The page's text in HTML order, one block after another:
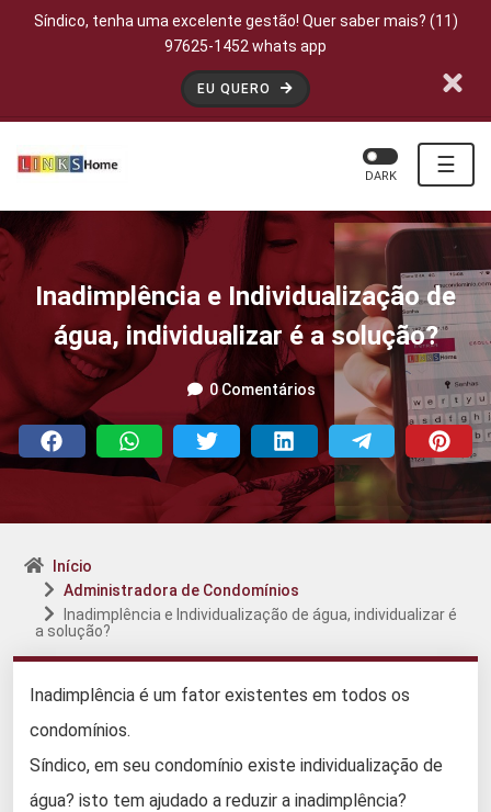
Síndico, tenha uma excelente gestão! Quer saber mais? (11)
97625-1452 whats app
EU QUERO
☰
DARK
Inadimplência e Individualização de
água, individualizar é a solução?
0 Comentários
Início
Administradora de Condomínios
Inadimplência e Individualização de água, individualizar é
a solução?
Inadimplência é um fator existentes em todos os
condomínios.
Síndico, em seu condomínio existe individualização de
água? isto tem ajudado a reduzir a inadimplência?